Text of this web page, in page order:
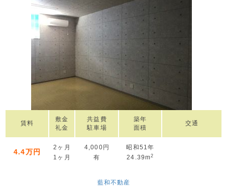
賃料
敷金
礼金
共益費
駐車場
築年
面積
交通
4.4万円
2ヶ月
1ヶ月
4,000円
有
昭和51年
24.39m2
藍和不動産